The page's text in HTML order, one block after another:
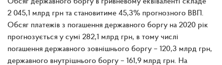
2 045,1 млрд грн та становитиме 45,3% прогнозного ВВП.
Обсяг платежів з погашення державного боргу на 2020 рік
прогнозується у сумі 282,1 млрд грн, в тому числі
погашення державного зовнішнього боргу – 120,3 млрд грн,
державного внутрішнього боргу – 161,9 млрд грн. На